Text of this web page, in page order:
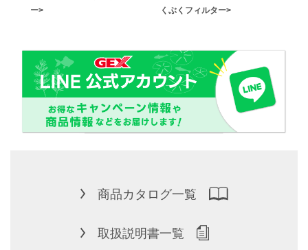
ー>
くぶくフィルター>
商品カタログ一覧
取扱説明書一覧